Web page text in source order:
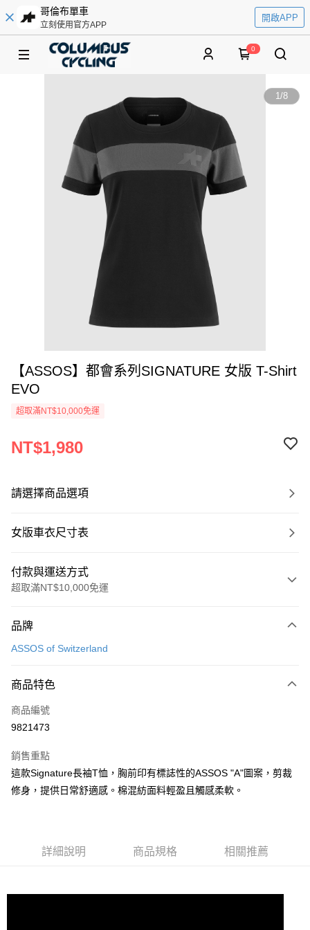
哥倫布單車
立刻使用官方APP
開啟APP
0
1/8
【ASSOS】都會系列SIGNATURE 女版 T-Shirt
EVO
超取滿NT$10,000免運
NT$1,980
請選擇商品選項
女版車衣尺寸表
付款與運送方式
超取滿NT$10,000免運
信用卡一次付款
Apple Pay
ATM付款
全家取貨付款
每筆NT$90
7-11取貨付款
品牌
ASSOS of Switzerland
商品特色
商品編號
9821473
銷售重點
這款Signature長袖T恤，胸前印有標誌性的ASSOS "A"圖案，剪裁
修身，提供日常舒適感。棉混紡面料輕盈且觸感柔軟。
詳細說明 商品規格 相關推薦